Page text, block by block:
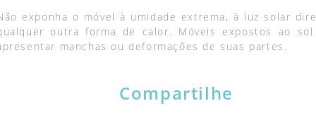
exponha o móvel à umidade extrema, à luz solar
outra forma de calor. Móveis expostos ao sol
manchas ou deformações de suas partes.
Compartilhe